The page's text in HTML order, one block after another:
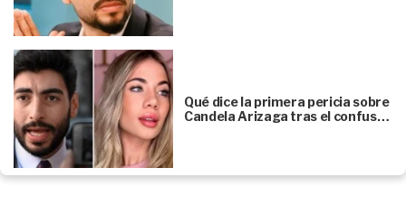
Qué dice la primera pericia sobre
Candela Arizaga tras el confus…